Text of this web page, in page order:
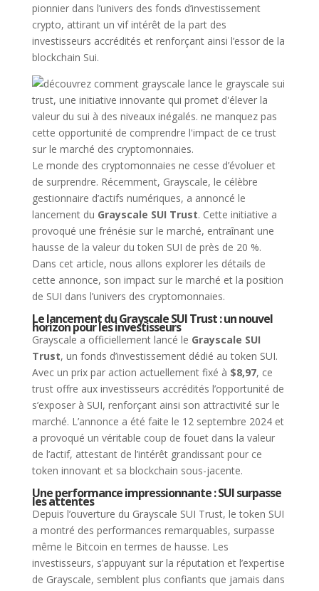
pionnier dans l’univers des fonds d’investissement
crypto, attirant un vif intérêt de la part des
investisseurs accrédités et renforçant ainsi l’essor de la
blockchain Sui.
Le monde des cryptomonnaies ne cesse d’évoluer et
de surprendre. Récemment, Grayscale, le célèbre
gestionnaire d’actifs numériques, a annoncé le
lancement du Grayscale SUI Trust. Cette initiative a
provoqué une frénésie sur le marché, entraînant une
hausse de la valeur du token SUI de près de 20 %.
Dans cet article, nous allons explorer les détails de
cette annonce, son impact sur le marché et la position
de SUI dans l’univers des cryptomonnaies.
Le lancement du Grayscale SUI Trust : un nouvel
horizon pour les investisseurs
Grayscale a officiellement lancé le Grayscale SUI
Trust, un fonds d’investissement dédié au token SUI.
Avec un prix par action actuellement fixé à $8,97, ce
trust offre aux investisseurs accrédités l’opportunité de
s’exposer à SUI, renforçant ainsi son attractivité sur le
marché. L’annonce a été faite le 12 septembre 2024 et
a provoqué un véritable coup de fouet dans la valeur
de l’actif, attestant de l’intérêt grandissant pour ce
token innovant et sa blockchain sous-jacente.
Une performance impressionnante : SUI surpasse
les attentes
Depuis l’ouverture du Grayscale SUI Trust, le token SUI
a montré des performances remarquables, surpasse
même le Bitcoin en termes de hausse. Les
investisseurs, s’appuyant sur la réputation et l’expertise
de Grayscale, semblent plus confiants que jamais dans